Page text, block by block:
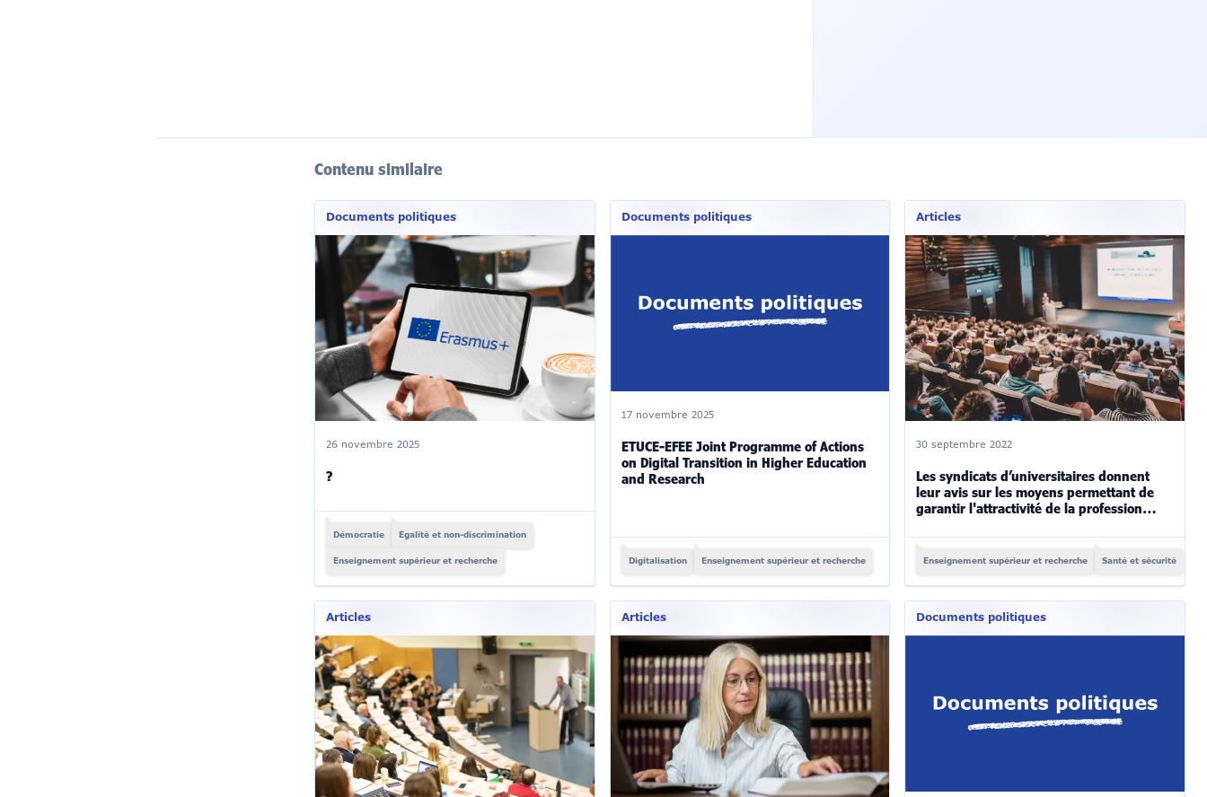
Contenu similaire
Documents politiques
26 novembre 2025
?
Démocratie Egalité et non-discrimination
Enseignement supérieur et recherche
Documents politiques
17 novembre 2025
ETUCE-EFEE Joint Programme of Actions
on Digital Transition in Higher Education
and Research
Digitalisation Enseignement supérieur et recherche
Articles
30 septembre 2022
Les syndicats d’universitaires donnent
leur avis sur les moyens permettant de
garantir l'attractivité de la profession
Enseignement supérieur et recherche Santé et sécurité
Articles Articles Documents politiques